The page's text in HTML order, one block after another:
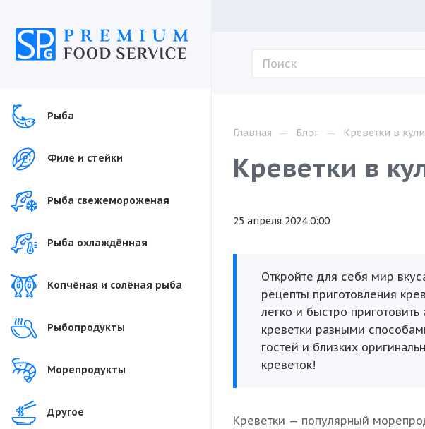
Рыба
Филе и стейки
Рыба свежемороженая
Рыба охлаждённая
Копчёная и солёная рыба
Рыбопродукты
Морепродукты
Другое
Главная — Блог — Креветки в
Креветки в
25 апреля 2024 0:00
Откройте для себя мир
рецепты приготовления
легко и быстро
креветки разными
гостей и близких
креветок!
Креветки — популярный